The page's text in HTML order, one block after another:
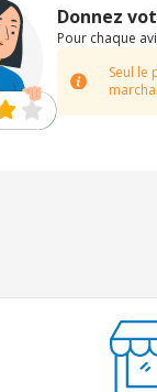
Donnez
Pour chaque
Seul le